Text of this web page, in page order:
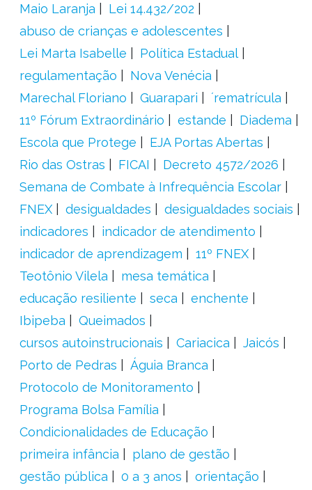
Maio Laranja
Lei 14.432/202
abuso de crianças e adolescentes
Lei Marta Isabelle
Política Estadual
regulamentação
Nova Venécia
Marechal Floriano
Guarapari
´rematrícula
11º Fórum Extraordinário
estande
Diadema
Escola que Protege
EJA Portas Abertas
Rio das Ostras
FICAI
Decreto 4572/2026
Semana de Combate à Infrequência Escolar
FNEX
desigualdades
desigualdades sociais
indicadores
indicador de atendimento
indicador de aprendizagem
11º FNEX
Teotônio Vilela
mesa temática
educação resiliente
seca
enchente
Ibipeba
Queimados
cursos autoinstrucionais
Cariacica
Jaicós
Porto de Pedras
Águia Branca
Protocolo de Monitoramento
Programa Bolsa Família
Condicionalidades de Educação
primeira infância
plano de gestão
gestão pública
0 a 3 anos
orientação